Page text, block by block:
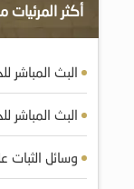
أكثر
البث المباشر
البث المباشر
وسائل الثبات